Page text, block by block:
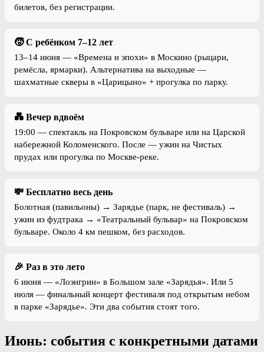
билетов, без регистрации.
🧒 С ребёнком 7–12 лет
13–14 июня — «Времена и эпохи» в Москино (рыцари,
ремёсла, ярмарки). Альтернатива на выходные —
шахматные скверы в «Царицыно» + прогулка по парку.
💑 Вечер вдвоём
19:00 — спектакль на Покровском бульваре или на Царской
набережной Коломенского. После — ужин на Чистых
прудах или прогулка по Москве-реке.
💸 Бесплатно весь день
Болотная (павильоны) → Зарядье (парк, не фестиваль) →
ужин из фудтрака → «Театральный бульвар» на Покровском
бульваре. Около 4 км пешком, без расходов.
🎉 Раз в это лето
6 июня — «Лоэнгрин» в Большом зале «Зарядья». Или 5
июля — финальный концерт фестиваля под открытым небом
в парке «Зарядье». Эти два события стоят того.
Июнь: события с конкретными датами